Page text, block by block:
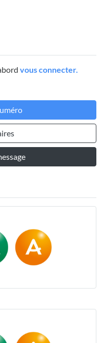
vous connecter.